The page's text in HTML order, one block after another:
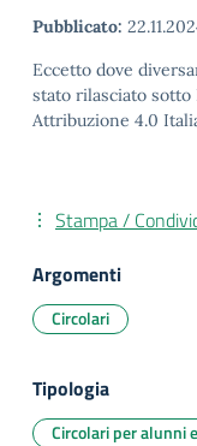
Pubblicato:
Eccetto dove
stato rilasciato sotto
Attribuzione 4.0
Stampa /
Argomenti
Circolari
Tipologia
Circolari per alunni